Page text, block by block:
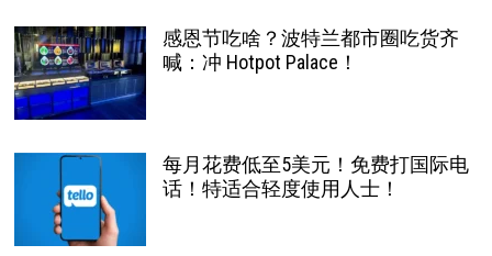
感恩节吃啥？波特兰都市圈吃货齐
喊：冲 Hotpot Palace！
每月花费低至5美元！免费打国际电
话！特适合轻度使用人士！